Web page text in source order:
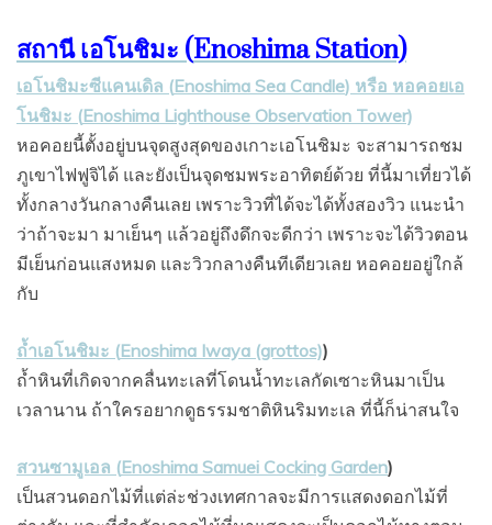
สถานี เอโนชิมะ (EnoshimaStation)
เอโนชิมะซีแคนเดิล (Enoshima Sea Candle) หรือ หอคอยเอ
โนชิมะ (Enoshima Lighthouse Observation Tower)
หอคอยนี้ตั้งอยู่บนจุดสูงสุดของเกาะเอโนชิมะ จะสามารถชม
ภูเขาไฟฟูจิได้ และยังเป็นจุดชมพระอาทิตย์ด้วย ที่นี้มาเที่ยวได้
ทั้งกลางวันกลางคืนเลย เพราะวิวที่ได้จะได้ทั้งสองวิว แนะนำ
ว่าถ้าจะมา มาเย็นๆ แล้วอยู่ถึงดึกจะดีกว่า เพราะจะได้วิวตอน
มีเย็นก่อนแสงหมด และวิวกลางคืนทีเดียวเลย หอคอยอยู่ใกล้
กับ
ถํ้าเอโนชิมะ (Enoshima Iwaya (grottos))
ถํ้าหินที่เกิดจากคลื่นทะเลที่โดนนํ้าทะเลกัดเซาะหินมาเป็น
เวลานาน ถ้าใครอยากดูธรรมชาติหินริมทะเล ที่นี้ก็น่าสนใจ
สวนซามูเอล (Enoshima Samuei Cocking Garden)
เป็นสวนดอกไม้ที่แต่ล่ะช่วงเทศกาลจะมีการแสดงดอกไม้ที่